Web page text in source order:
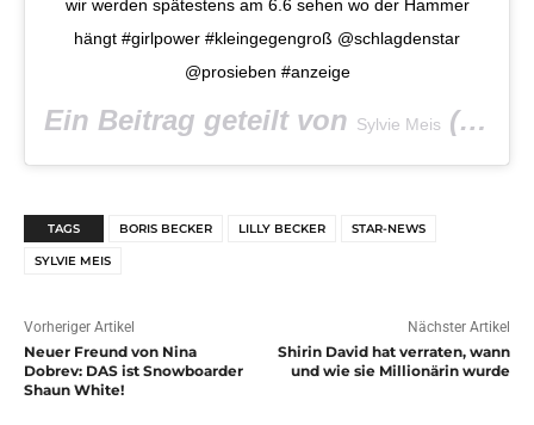
wir werden spätestens am 6.6 sehen wo der Hammer
hängt #girlpower #kleingegengroß @schlagdenstar
@prosieben #anzeige
Ein Beitrag geteilt von Sylvie Meis (@sylviemeis) am
TAGS BORIS BECKER LILLY BECKER STAR-NEWS
SYLVIE MEIS
Vorheriger Artikel
Neuer Freund von Nina
Dobrev: DAS ist Snowboarder
Shaun White!
Nächster Artikel
Shirin David hat verraten, wann
und wie sie Millionärin wurde